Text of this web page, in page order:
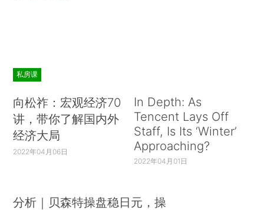
私房课
向松祚：宏观经济70
讲，带你了解国内外
经济大局
2022年04月06日
In Depth: As
Tencent Lays Off
Staff, Is Its ‘Winter’
Approaching?
2022年04月01日
分析｜贝森特操盘稳日元，操